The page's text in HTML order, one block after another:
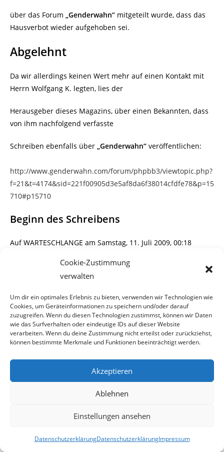
Cookie-Zustimmung
verwalten
Um dir ein optimales Erlebnis zu bieten, verwenden wir Technologien wie
Cookies, um Geräteinformationen zu speichern und/oder darauf
zuzugreifen. Wenn du diesen Technologien zustimmst, können wir Daten
wie das Surfverhalten oder eindeutige IDs auf dieser Website
verarbeiten. Wenn du deine Zustimmung nicht erteilst oder zurückziehst,
können bestimmte Merkmale und Funktionen beeinträchtigt werden.
Akzeptieren
Ablehnen
Einstellungen ansehen
DatenschutzerklärungDatenschutzerklärungImpressum
über das Forum „Genderwahn“ mitgeteilt wurde, dass das
Hausverbot wieder aufgehoben sei.
Abgelehnt
Da wir allerdings keinen Wert mehr auf einen Kontakt mit
Herrn Wolfgang K. legten, lies der
Herausgeber dieses Magazins, über einen Bekannten, dass
von ihm nachfolgend verfasste
Schreiben ebenfalls über „Genderwahn“ veröffentlichen:
http://www.genderwahn.com/forum/phpbb3/viewtopic.php?
f=21&t=4174&sid=221f00905d3e5af8da6f38014cfdfe78&p=15
710#p15710
Beginn des Schreibens
Auf WARTESCHLANGE am Samstag, 11. Juli 2009, 00:18
===================================================
Hausverbote in der warteschlange:
Anm: Marcus J.Oswald (blaulicht & graulicht) hat auf der
warteschlange Hausverbot.
Herr Reders Hausverbot wurde in eine bedingte
umgewandelt
Das finde ich wirklich „ERSTAUNLICH“ das sich ein Wolfgang
K. anmasst, bedingte Sank-
tionen auszusprechen. Vielleicht verwechselt er sich mit
Ausserdem erhielt ich vom Selbigen ein E-Mail,das ich